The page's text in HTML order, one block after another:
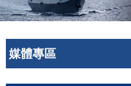
媒體專區